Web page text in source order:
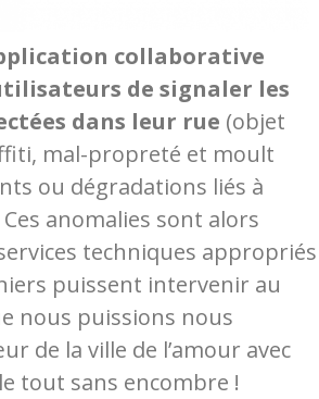
collaborative
de signaler les
dans leur rue (objet
mal-propreté et moult
ou dégradations liés à
Ces anomalies sont alors
techniques appropriés
puissent intervenir au
nous puissions nous
de la ville de l’amour avec
tout sans encombre !